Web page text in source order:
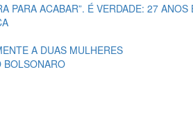
PARA ACABAR”. É VERDADE: 27
A DUAS MULHERES
BOLSONARO